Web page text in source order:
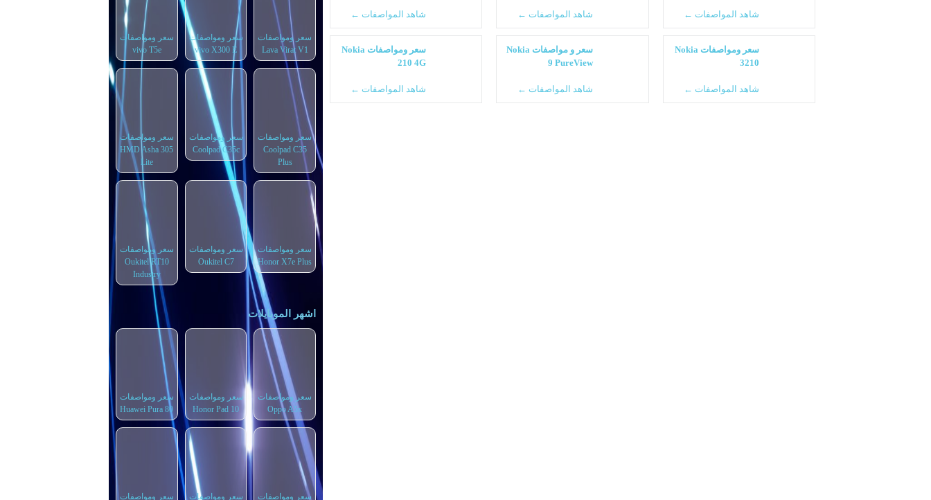
شاهد المواصفات ← شاهد المواصفات ← شاهد المواصفات ←
سعر ومواصفات Nokia
3210
شاهد المواصفات ←
سعر و مواصفات Nokia
9 PureView
شاهد المواصفات ←
سعر ومواصفات Nokia
210 4G
شاهد المواصفات ←
سعر ومواصفات
Lava Virat V1
سعر ومواصفات
vivo X300 E
سعر ومواصفات
vivo T5e
سعر ومواصفات
Coolpad C35
Plus
سعر ومواصفات
Coolpad C35c
سعر ومواصفات
HMD Asha 305
Lite
سعر ومواصفات
Honor X7e Plus
سعر ومواصفات
Oukitel C7
سعر ومواصفات
Oukitel RT10
Industry
اشهر الموبايلات
سعر ومواصفات
Oppo A5x
سعر ومواصفات
Honor Pad 10
سعر ومواصفات
Huawei Pura 80
سعر ومواصفات سعر ومواصفات سعر ومواصفات